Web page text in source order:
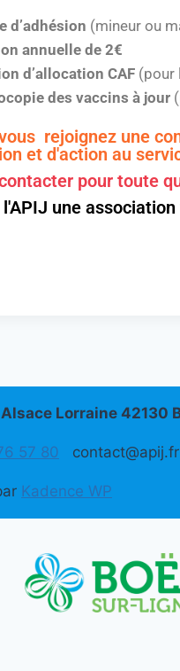
d’adhésion (mineur ou
annuelle de 2€
d’allocation CAF (pour
des vaccins à jour
rejoignez une
et d'action au
pour toute
une
Lorraine 42130
57 80 contact@apij.fr
Kadence WP